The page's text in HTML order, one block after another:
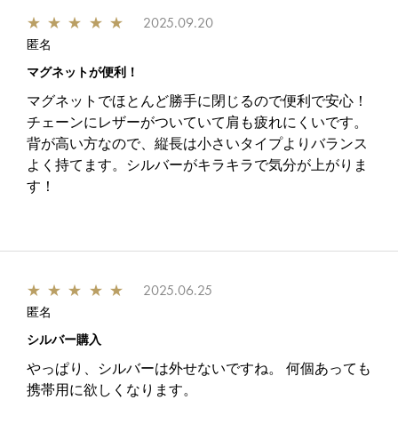
★ ★ ★ ★ ★ 2025.09.20
匿名
マグネットが便利！
マグネットでほとんど勝手に閉じるので便利で安心！
チェーンにレザーがついていて肩も疲れにくいです。
背が高い方なので、縦長は小さいタイプよりバランス
よく持てます。シルバーがキラキラで気分が上がりま
す！
★ ★ ★ ★ ★ 2025.06.25
匿名
シルバー購入
やっぱり、シルバーは外せないですね。 何個あっても
携帯用に欲しくなります。